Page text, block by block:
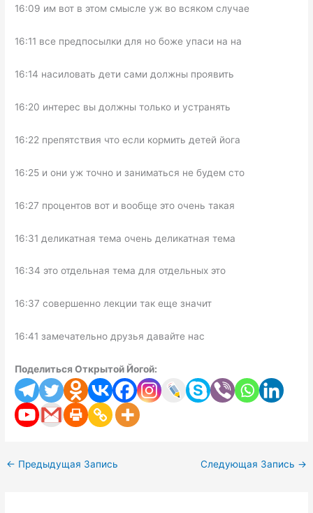
16:09 им вот в этом смысле уж во всяком случае
16:11 все предпосылки для но боже упаси на на
16:14 насиловать дети сами должны проявить
16:20 интерес вы должны только и устранять
16:22 препятствия что если кормить детей йога
16:25 и они уж точно и заниматься не будем сто
16:27 процентов вот и вообще это очень такая
16:31 деликатная тема очень деликатная тема
16:34 это отдельная тема для отдельных это
16:37 совершенно лекции так еще значит
16:41 замечательно друзья давайте нас
Поделиться Открытой Йогой:
← Предыдущая Запись Следующая Запись →